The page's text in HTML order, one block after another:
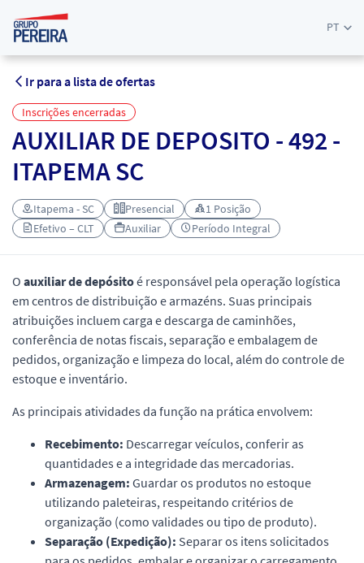
PT
Ir para a lista de ofertas
Inscrições encerradas
AUXILIAR DE DEPOSITO - 492 -
ITAPEMA SC
Itapema - SC Presencial
1 Posição
Efetivo – CLT
Auxiliar Período Integral
O auxiliar de depósitoé responsável pela operação logística
em centros de distribuição e armazéns. Suas principais
atribuições incluem carga e descarga de caminhões,
conferência de notas fiscais, separação e embalagem de
pedidos, organização e limpeza do local, além do controle de
estoque e inventário.
As principais atividades da função na prática envolvem:
Recebimento: Descarregar veículos, conferir as
quantidades e a integridade das mercadorias.
Armazenagem: Guardar os produtos no estoque
utilizando paleteiras, respeitando critérios de
organização (como validades ou tipo de produto).
Separação (Expedição): Separar os itens solicitados